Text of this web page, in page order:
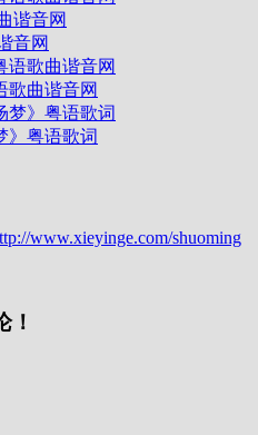
音网
歌曲谐音网
》粤语歌词
www.xieyinge.com/shuoming
！